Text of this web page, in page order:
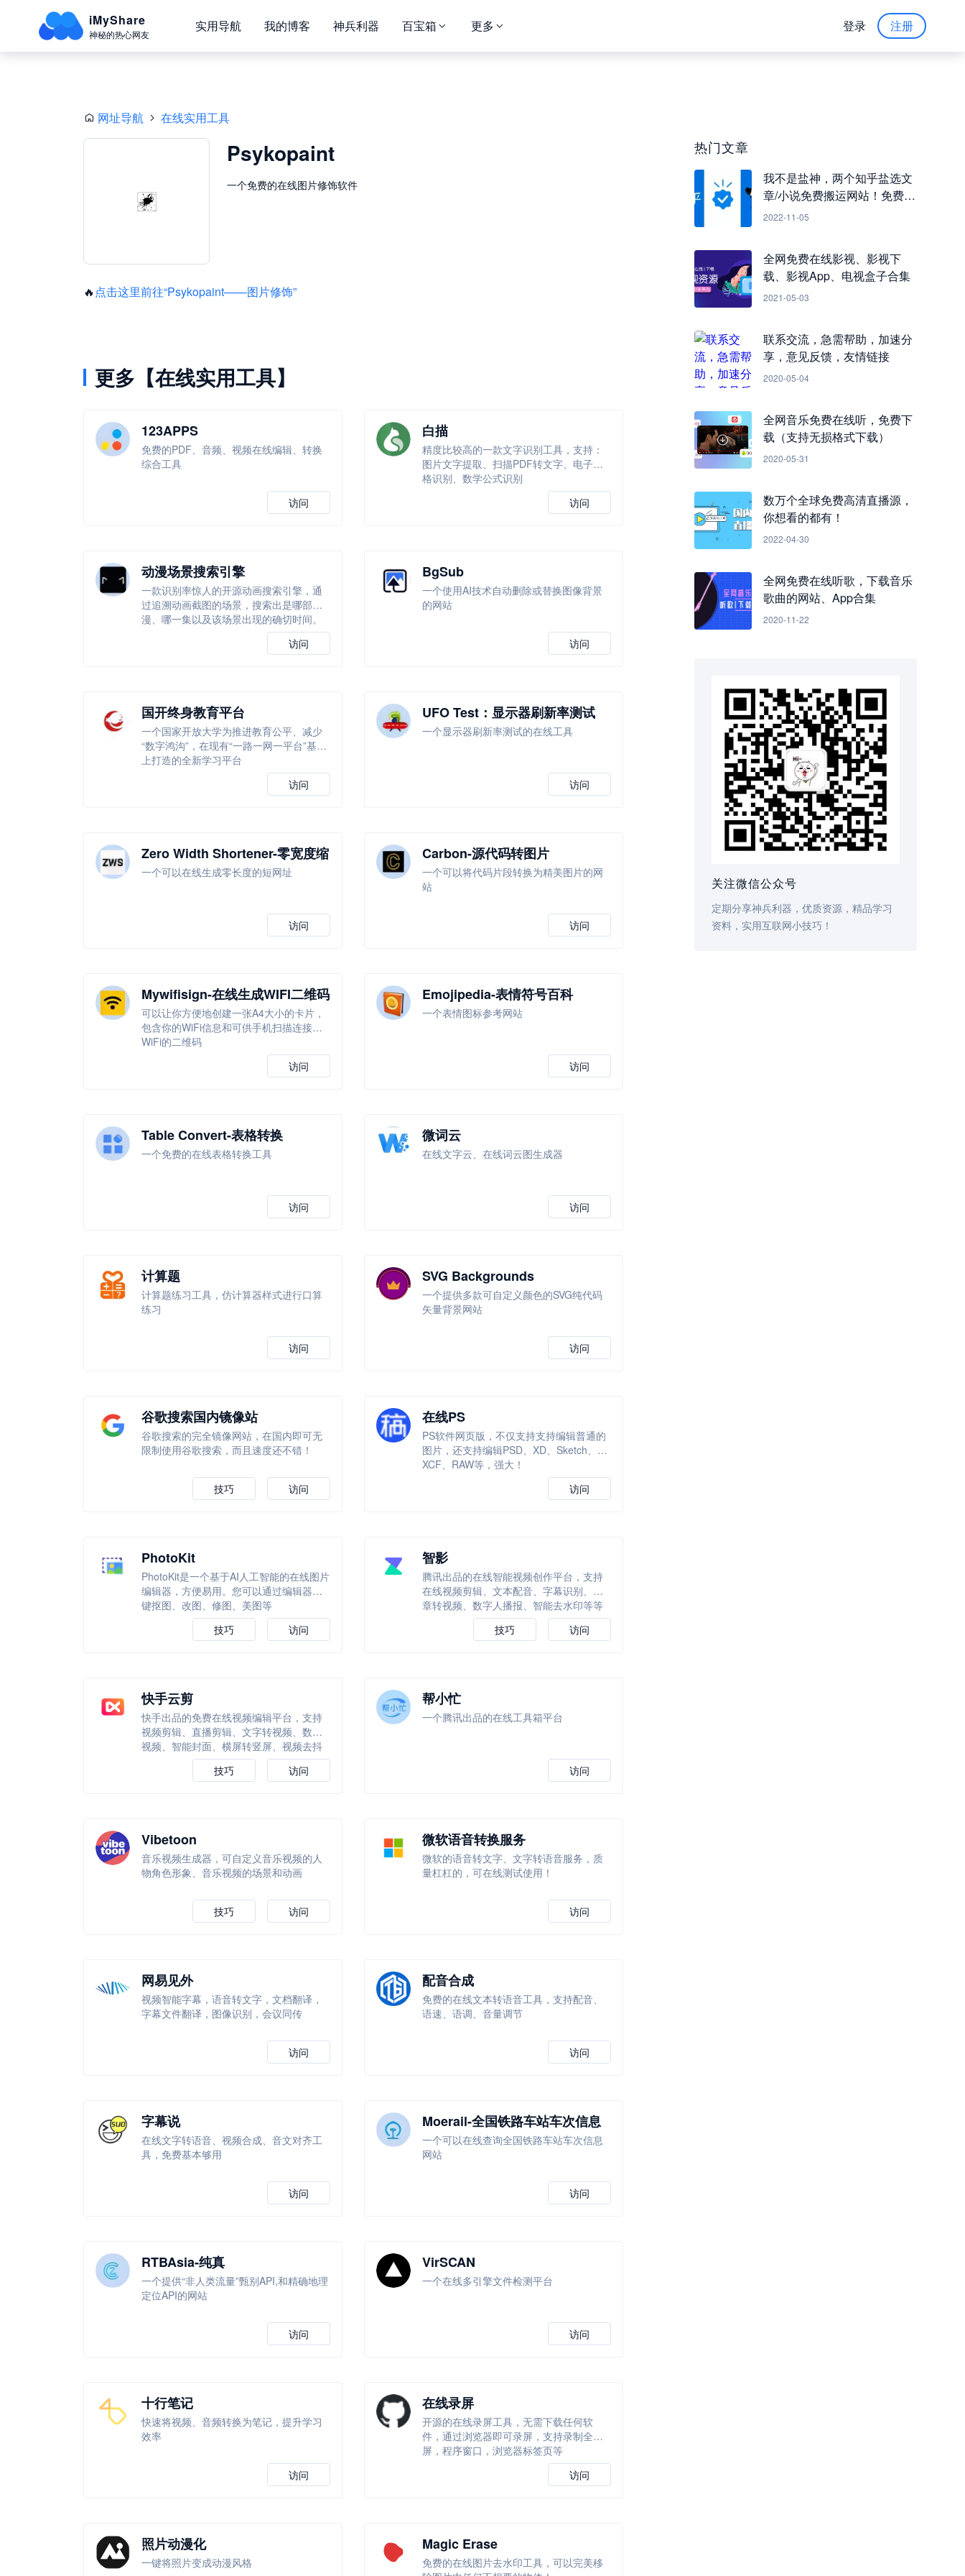
iMyShare
神秘的热心网友
实用导航 我的博客 神兵利器 百宝箱 更多 注册
登录
热门文章
我不是盐神，两个知乎盐选文
章/小说免费搬运网站！免费看
知乎小说
2022-11-05
全网免费在线影视、影视下
载、影视App、电视盒子合集
2021-05-03
联系交流，急需帮助，加速分
享，意见反馈，友情链接
2020-05-04
全网音乐免费在线听，免费下
载（支持无损格式下载）
2020-05-31
数万个全球免费高清直播源，
你想看的都有！
2022-04-30
全网免费在线听歌，下载音乐
歌曲的网站、App合集
2020-11-22
关注微信公众号
定期分享神兵利器，优质资源，精品学习
资料，实用互联网小技巧！
网址导航 在线实用工具
Psykopaint
一个免费的在线图片修饰软件
🔥 点击这里前往“Psykopaint——图片修饰”
更多【在线实用工具】
123APPS
免费的PDF、音频、视频在线编辑、转换
综合工具
访问
白描
精度比较高的一款文字识别工具，支持：
图片文字提取、扫描PDF转文字、电子表
格识别、数学公式识别
访问
动漫场景搜索引擎
一款识别率惊人的开源动画搜索引擎，通
过追溯动画截图的场景，搜索出是哪部动
漫、哪一集以及该场景出现的确切时间。
访问
BgSub
一个使用AI技术自动删除或替换图像背景
的网站
访问
国开终身教育平台
一个国家开放大学为推进教育公平、减少
“数字鸿沟”，在现有“一路一网一平台”基础
上打造的全新学习平台
访问
UFO Test：显示器刷新率测试
一个显示器刷新率测试的在线工具
访问
Zero Width Shortener-零宽度缩
短器
一个可以在线生成零长度的短网址
访问
Carbon-源代码转图片
一个可以将代码片段转换为精美图片的网
站
访问
Mywifisign-在线生成WIFI二维码
可以让你方便地创建一张A4大小的卡片，
包含你的WiFi信息和可供手机扫描连接
WiFi的二维码
访问
Emojipedia-表情符号百科
一个表情图标参考网站
访问
Table Convert-表格转换
一个免费的在线表格转换工具
访问
微词云
在线文字云、在线词云图生成器
访问
计算题
计算题练习工具，仿计算器样式进行口算
练习
访问
SVG Backgrounds
一个提供多款可自定义颜色的SVG纯代码
矢量背景网站
访问
谷歌搜索国内镜像站
谷歌搜索的完全镜像网站，在国内即可无
限制使用谷歌搜索，而且速度还不错！
访问
技巧
在线PS
PS软件网页版，不仅支持支持编辑普通的
图片，还支持编辑PSD、XD、Sketch、
XCF、RAW等，强大！
访问
PhotoKit
PhotoKit是一个基于AI人工智能的在线图片
编辑器，方便易用。您可以通过编辑器一
键抠图、改图、修图、美图等
访问
技巧
智影
腾讯出品的在线智能视频创作平台，支持
在线视频剪辑、文本配音、字幕识别、文
章转视频、数字人播报、智能去水印等等
访问
技巧
快手云剪
快手出品的免费在线视频编辑平台，支持
视频剪辑、直播剪辑、文字转视频、数据
视频、智能封面、横屏转竖屏、视频去抖
访问
技巧
帮小忙
一个腾讯出品的在线工具箱平台
访问
Vibetoon
音乐视频生成器，可自定义音乐视频的人
物角色形象、音乐视频的场景和动画
访问
技巧
微软语音转换服务
微软的语音转文字、文字转语音服务，质
量杠杠的，可在线测试使用！
访问
网易见外
视频智能字幕，语音转文字，文档翻译，
字幕文件翻译，图像识别，会议同传
访问
配音合成
免费的在线文本转语音工具，支持配音、
语速、语调、音量调节
访问
字幕说
在线文字转语音、视频合成、音文对齐工
具，免费基本够用
访问
Moerail-全国铁路车站车次信息
查询
一个可以在线查询全国铁路车站车次信息
网站
访问
RTBAsia-纯真
一个提供“非人类流量”甄别API,和精确地理
定位API的网站
访问
VirSCAN
一个在线多引擎文件检测平台
访问
十行笔记
快速将视频、音频转换为笔记，提升学习
效率
访问
在线录屏
开源的在线录屏工具，无需下载任何软
件，通过浏览器即可录屏，支持录制全
屏，程序窗口，浏览器标签页等
访问
照片动漫化
一键将照片变成动漫风格
Magic Erase
免费的在线图片去水印工具，可以完美移